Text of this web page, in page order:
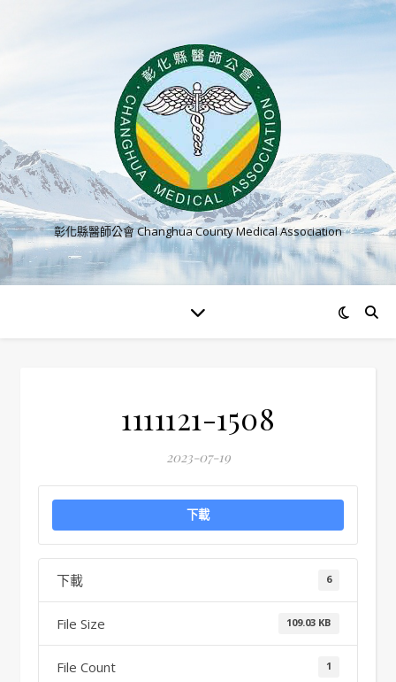
彰化縣醫師公會 Changhua County Medical Association
1111121-1508
2023-07-19
下載
下載 6
File Size 109.03 KB
File Count 1